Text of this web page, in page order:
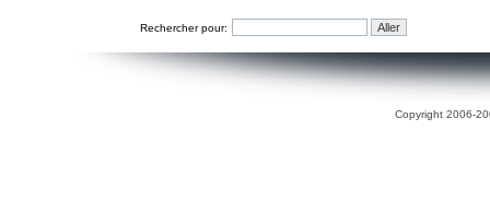
Rechercher pour:
Copyright 2006-